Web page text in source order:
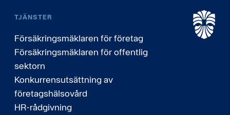
TJÄNSTER
Försäkringsmäklaren för företag
Försäkringsmäklaren för offentlig
sektorn
Konkurrensutsättning av
företagshälsovård
HR-rådgivning